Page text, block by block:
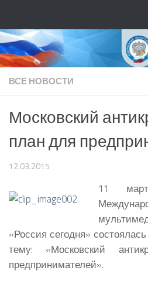
ВСЕ НОВОСТИ
Московский
план для
12.03.2015
11
«Россия сегодня»
тему: «Московский
предпринимателей».